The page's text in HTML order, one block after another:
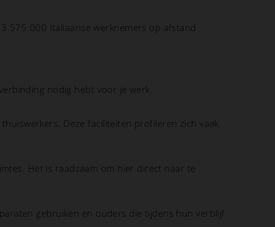
Italiaanse werknemers op afstand
nodig hebt voor je werk.
Deze faciliteiten profileren zich vaak
Het is raadzaam om hier direct naar te
gebruiken en ouders die tijdens hun verblijf